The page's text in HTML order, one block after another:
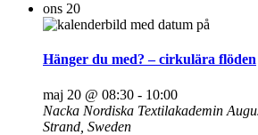
ons 20
Hänger du med? – cirkulära flöden
maj 20 @ 08:30 - 10:00
Nacka Nordiska Textilakademin
Strand, Sweden